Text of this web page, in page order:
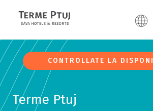
CONTROLLATE LA
Terme Ptuj